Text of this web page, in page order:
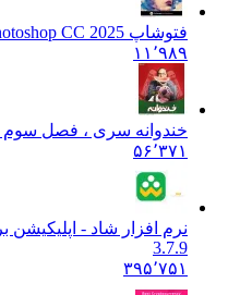
فتوشاپ CC 2025 CC 2025
۱۱٬۹۸۹
خندوانه سری ، فصل سوم
۵۶٬۳۷۱
نرم افزار شاد - اپلیکیشن
3.7.9
۳۹۵٬۷۵۱